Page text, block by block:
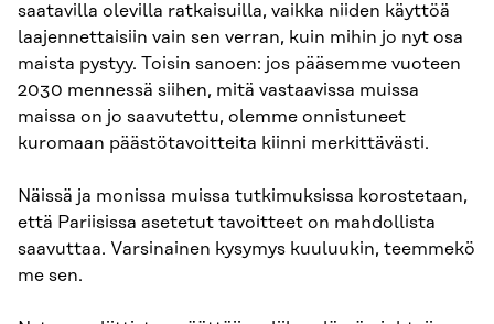
saatavilla olevilla ratkaisuilla, vaikka niiden käyttöä
laajennettaisiin vain sen verran, kuin mihin jo nyt osa
maista pystyy. Toisin sanoen: jos pääsemme vuoteen
2030 mennessä siihen, mitä vastaavissa muissa
maissa on jo saavutettu, olemme onnistuneet
kuromaan päästötavoitteita kiinni merkittävästi.
Näissä ja monissa muissa tutkimuksissa korostetaan,
että Pariisissa asetetut tavoitteet on mahdollista
saavuttaa. Varsinainen kysymys kuuluukin, teemmekö
me sen.